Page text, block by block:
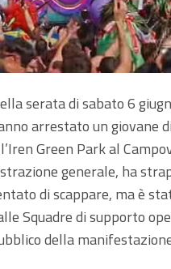
serata di sabato 6
arrestato un giovane
Green Park al
generale, ha
di scappare, ma è
Squadre di supporto
della